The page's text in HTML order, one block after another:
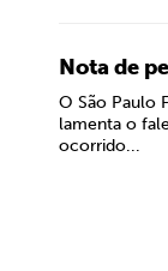
Nota de
O São Paulo
lamenta o
ocorrido...